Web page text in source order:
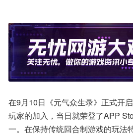
在9月10日《元气众生录》正式开
玩家的加入，当日就荣登了APP
一。在保持传统回合制游戏的玩法